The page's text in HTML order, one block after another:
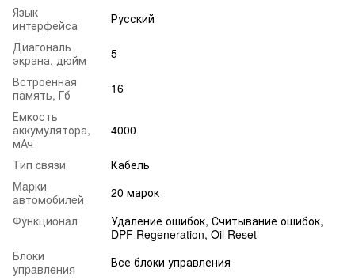
Язык
интерфейса
Русский
Диагональ
экрана, дюйм
5
Встроенная
память, Гб
16
Емкость
аккумулятора,
мАч
4000
Tип cвязи
Кабель
Mapки
aвтoмoбилeй
20 марок
Функциoнaл
Удаление ошибок, Считывание ошибок,
DPF Regeneration, Oil Reset
Блoки
упpaвлeния
Все блоки управления